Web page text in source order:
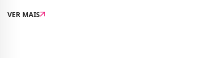
chegar às lojas a 4 de setembro, em vez de
VER MAIS